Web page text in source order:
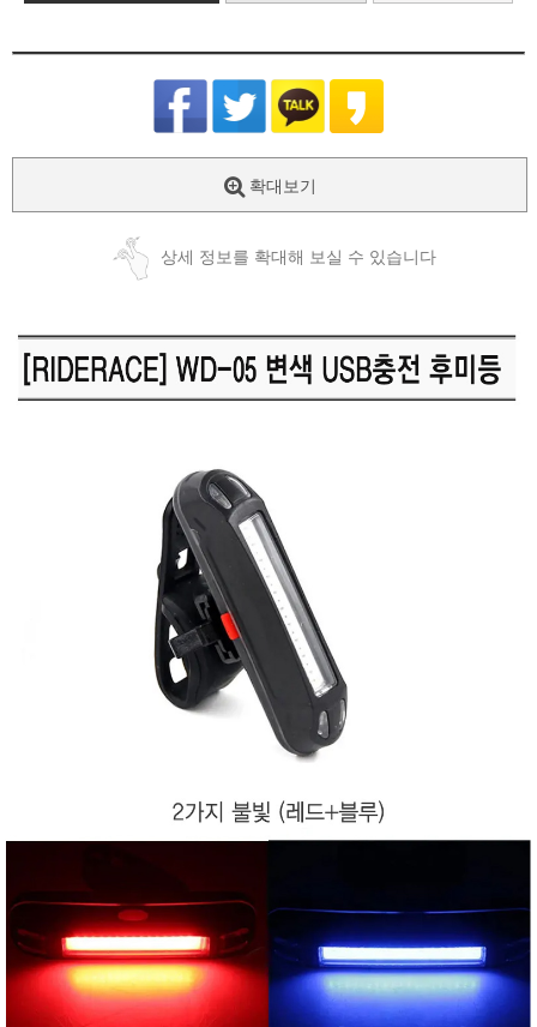
확대보기
상세 정보를 확대해 보실 수 있습니다